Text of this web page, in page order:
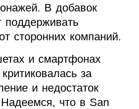
В добавок
поддерживать
сторонних компаний.
и смартфонах
за
и недостаток
что в San